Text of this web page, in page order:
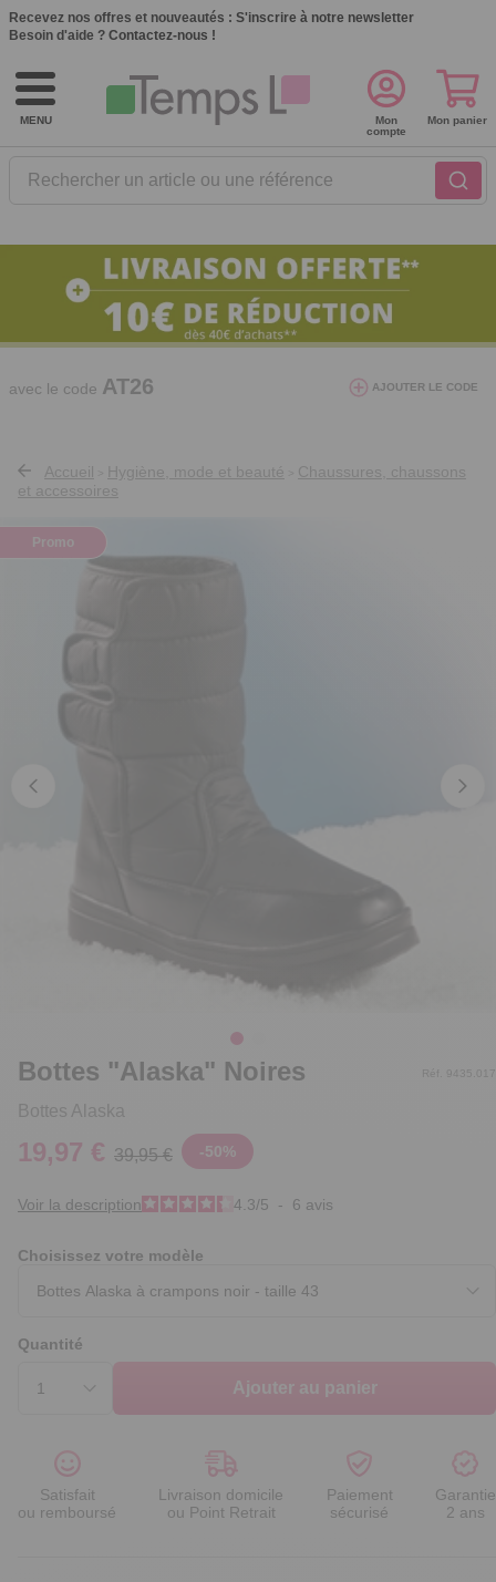
Recevez nos offres et nouveautés : S'inscrire à notre newsletter
Besoin d'aide ? Contactez-nous !
MENU
Rechercher un article ou une référence
Mon
compte
Mon panier
10€ de réduction dès 40€ d'achat. Offre
valable du 03/08/2026 au 12/08/2026.
avec le code AT26 AJOUTER LE CODE
Accueil Hygiène, mode et beauté
Chaussures, chaussons
et accessoires
Promo
Bottes "Alaska" Noires
Bottes Alaska
Réf. 9435.017
19,97 € 39,95 € -50%
Voir la description 4.3/5 - 6 avis
Choisissez votre modèle
Quantité
Ajouter au panier
Satisfait
ou remboursé
Livraison domicile
ou Point Retrait
Paiement
sécurisé
Garantie
2 ans